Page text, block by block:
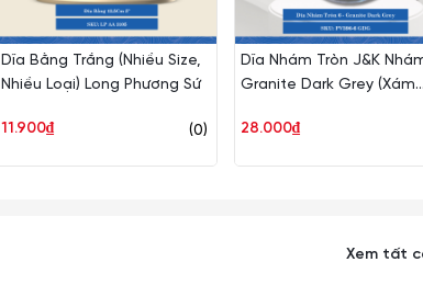
Dĩa Bằng Trắng (Nhiều Size,
Nhiều Loại) Long Phương Sứ
(0)
11.900₫
Dĩa Nhám Tròn J&K
Granite Dark Grey (Xám
Superware Nhựa
28.000₫
Xem tất